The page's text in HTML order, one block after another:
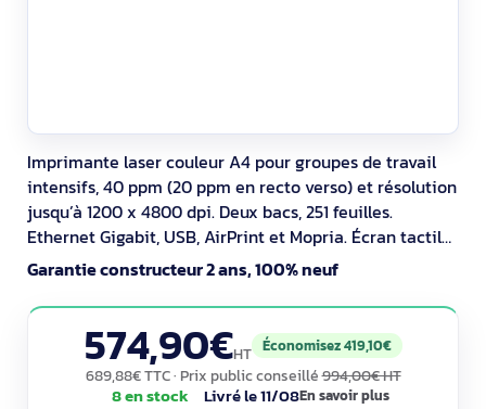
Imprimante laser couleur A4 pour groupes de travail
intensifs, 40 ppm (20 ppm en recto verso) et résolution
jusqu’à 1200 x 4800 dpi. Deux bacs, 251 feuilles.
Ethernet Gigabit, USB, AirPrint et Mopria. Écran tactile
4,3''. Impression sécurisée. Certifiée ENERGY STAR et
Blue Angel. Volume mensuel conseillé jusqu’à 10 000
pages. Compatibilité PCL5/6 et PostScript 3.
Garantie constructeur 2 ans, 100% neuf
574,90€HT Économisez 419,10€
689,88€ TTC· Prix public conseillé994,00€ HT
8 en stock Livré le 11/08En savoir plus